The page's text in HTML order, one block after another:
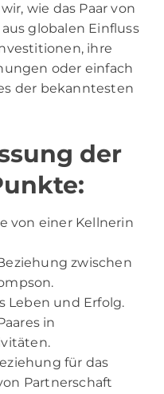
wie das Paar von
globalen Einfluss
ihre
oder einfach
der bekanntesten
der
von einer Kellnerin
zwischen
Leben und Erfolg.
in
für das
Partnerschaft